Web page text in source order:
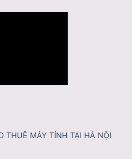
THUÊ MÁY TÍNH TẠI HÀ NỘI